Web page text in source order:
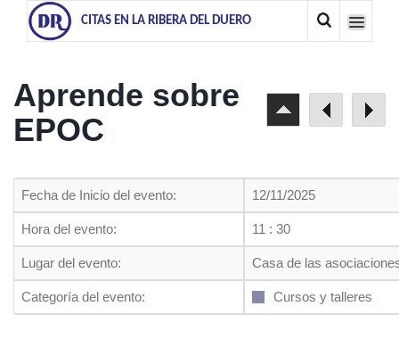
CITAS EN LA RIBERA DEL DUERO
Aprende sobre
EPOC
Fecha de Inicio del evento: 12/11/2025
Hora del evento: 11 : 30
Lugar del evento: Casa de las
Categoría del evento: Cursos y talleres